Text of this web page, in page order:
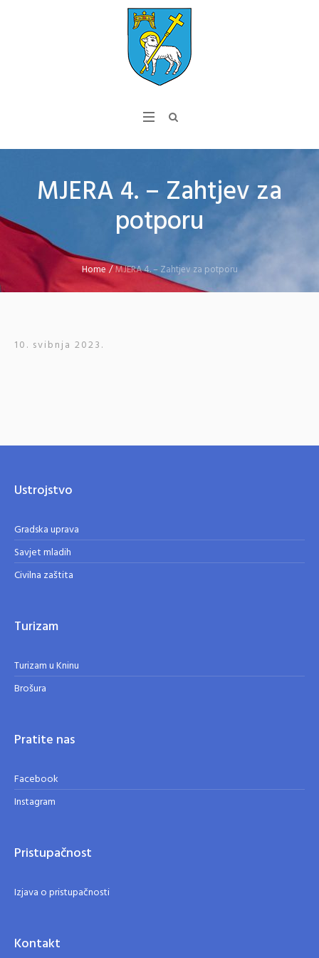
MJERA 4. – Zahtjev za
potporu
Home /MJERA 4. – Zahtjev za potporu
10. svibnja 2023.
Ustrojstvo
Gradska uprava
Savjet mladih
Civilna zaštita
Turizam
Turizam u Kninu
Brošura
Pratite nas
Facebook
Instagram
Pristupačnost
Izjava o pristupačnosti
Kontakt